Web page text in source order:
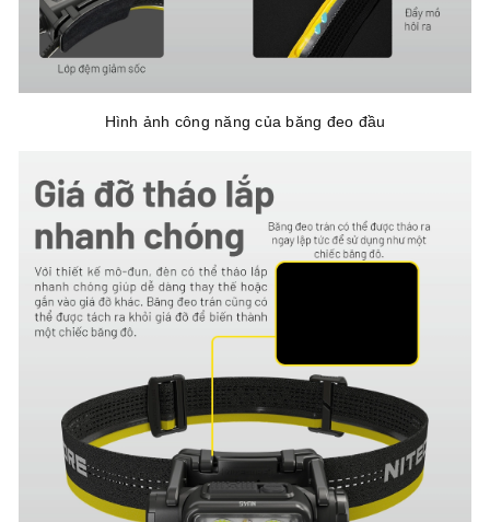
Hình ảnh công năng của băng đeo đầu